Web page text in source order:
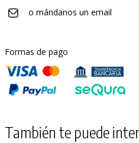
o mándanos un email
Formas de pago
También te puede